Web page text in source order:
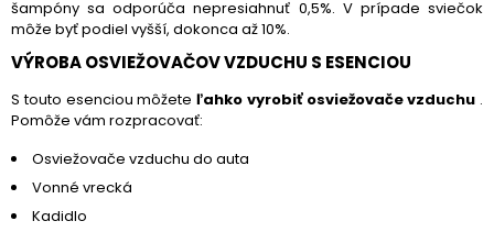
šampóny sa odporúča nepresiahnuť 0,5%. V prípade sviečok
môže byť podiel vyšší, dokonca až 10%.
VÝROBA OSVIEŽOVAČOV VZDUCHU S ESENCIOU
S touto esenciou môžete ľahko vyrobiť osviežovače vzduchu .
Pomôže vám rozpracovať:
Osviežovače vzduchu do auta
Vonné vrecká
Kadidlo